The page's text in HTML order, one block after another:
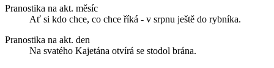
Pranostika na akt. měsíc
Ať si kdo chce, co chce říká - v srpnu ještě do rybníka.
Pranostika na akt. den
Na svatého Kajetána otvírá se stodol brána.